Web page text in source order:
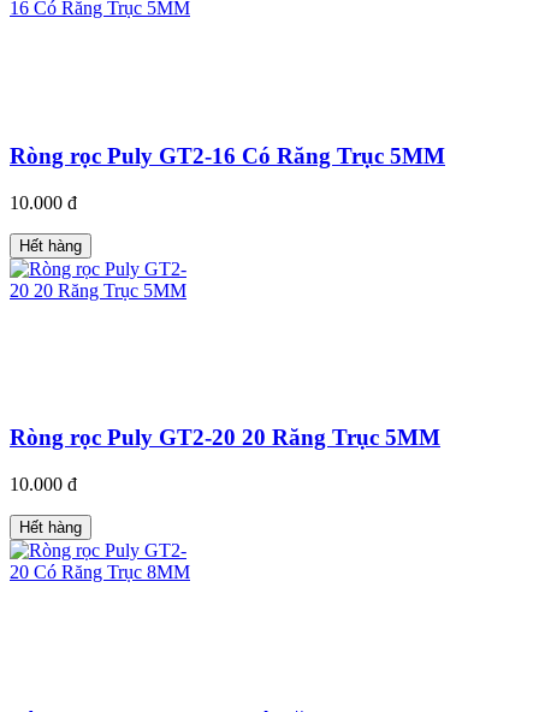
Ròng rọc Puly GT2-16 Có Răng Trục 5MM
10.000 đ
Hết hàng
Ròng rọc Puly GT2-20 20 Răng Trục 5MM
10.000 đ
Hết hàng